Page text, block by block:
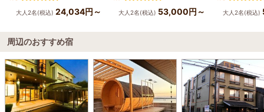
大人2名(税込) 24,034円～ 大人2名(税込) 53,000円～ 大人2名(税込)
周辺のおすすめ宿